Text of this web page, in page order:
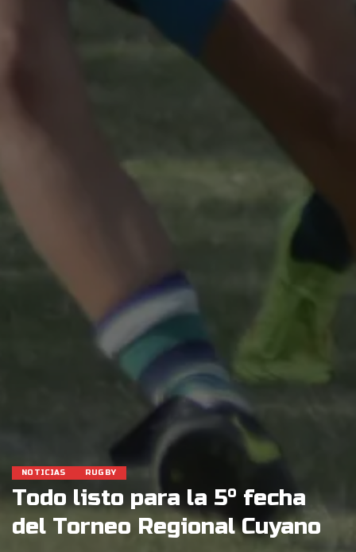
NOTICIAS RUGBY
Todo listo para la 5° fecha
del Torneo Regional Cuyano